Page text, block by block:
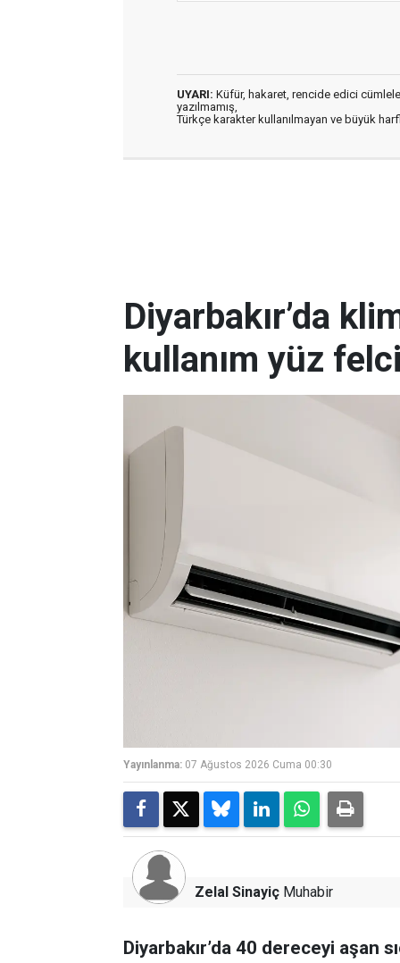
UYARI: Küfür, hakaret, rencide edici
yazılmamış,
Türkçe karakter kullanılmayan ve büyük
Diyarbakır’da
kullanım yüz
Yayınlanma: 07 Ağustos 2026 Cuma 00:30
Zelal Sinayiç Muhabir
Diyarbakır’da 40 dereceyi aşan